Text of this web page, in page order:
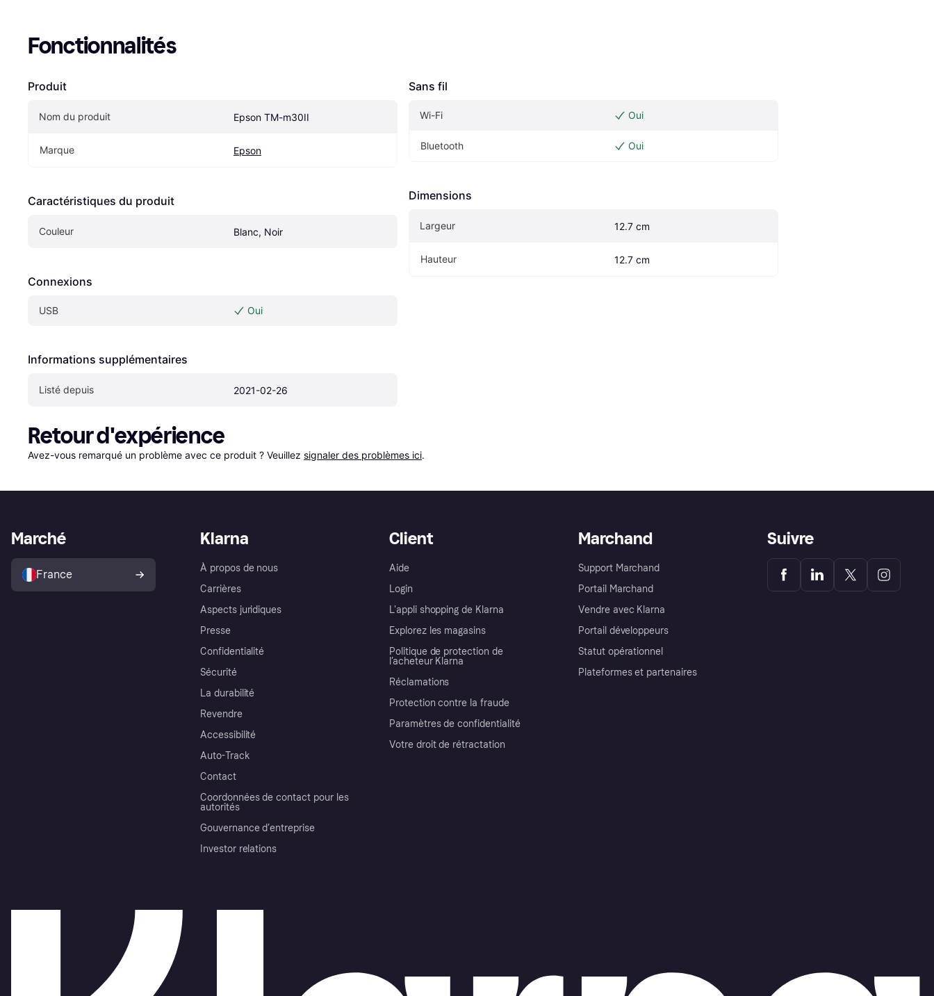
Fonctionnalités
Produit
Nom du produit Epson TM-m30II
Marque Epson
Caractéristiques du produit
Couleur Blanc, Noir
Connexions
USB Oui
Informations supplémentaires
Listé depuis 2021-02-26
Sans fil
Wi-Fi Oui
Bluetooth Oui
Dimensions
Largeur 12.7 cm
Hauteur 12.7 cm
Retour d'expérience
Avez-vous remarqué un problème avec ce produit ? Veuillez signaler des problèmes ici.
Klarna
À propos de nous
Carrières
Aspects juridiques
Presse
Confidentialité
Sécurité
La durabilité
Revendre
Accessibilité
Auto-Track
Contact
Coordonnées de contact pour les
autorités
Gouvernance d’entreprise
Investor relations
Client
Aide
Login
L'appli shopping de Klarna
Explorez les magasins
Politique de protection de
l’acheteur Klarna
Réclamations
Protection contre la fraude
Paramètres de confidentialité
Votre droit de rétractation
Marchand
Support Marchand
Portail Marchand
Vendre avec Klarna
Portail développeurs
Statut opérationnel
Plateformes et partenaires
Marché
France
Suivre